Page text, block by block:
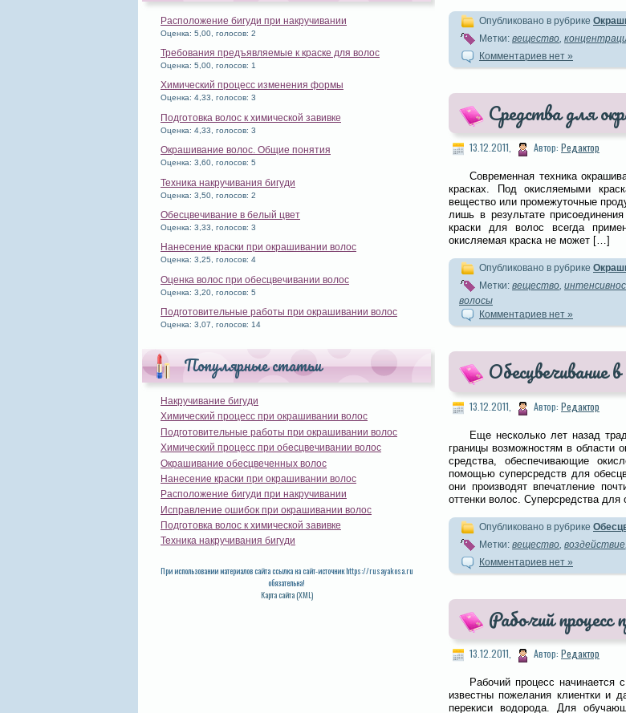
Расположение бигуди при накручивании
Оценка: 5,00, голосов: 2
Требования предъявляемые к краске для волос
Оценка: 5,00, голосов: 1
Химический процесс изменения формы
Оценка: 4,33, голосов: 3
Подготовка волос к химической завивке
Оценка: 4,33, голосов: 3
Окрашивание волос. Общие понятия
Оценка: 3,60, голосов: 5
Техника накручивания бигуди
Оценка: 3,50, голосов: 2
Обесцвечивание в белый цвет
Оценка: 3,33, голосов: 3
Нанесение краски при окрашивании волос
Оценка: 3,25, голосов: 4
Оценка волос при обесцвечивании волос
Оценка: 3,20, голосов: 5
Подготовительные работы при окрашивании волос
Оценка: 3,07, голосов: 14
Популярные статьи
Накручивание бигуди
Химический процесс при окрашивании волос
Подготовительные работы при окрашивании волос
Химический процесс при обесцвечивании волос
Окрашивание обесцвеченных волос
Нанесение краски при окрашивании волос
Расположение бигуди при накручивании
Исправление ошибок при окрашивании волос
Подготовка волос к химической завивке
Техника накручивания бигуди
При использовании материалов сайта ссылка на сайт-источник https://rusayakosa.ru
обязательна!
Карта сайта (XML)
Опубликовано в рубрике
Метки: вещество,
Комментариев нет »
Средства для
13.12.2011, Автор: Редактор
Современная техника
красках. Под окисляемыми
вещество или промежуточные
лишь в результате
краски для волос всегда
окисляемая краска не может […]
Опубликовано в рубрике
Метки: вещество,
волосы
Комментариев нет »
Обесцвечивание
13.12.2011, Автор: Редактор
Еще несколько лет назад
границы возможностям в области
средства, обеспечивающие
помощью суперсредств для
они производят впечатление
оттенки волос. Суперсредства
Опубликовано в рубрике
Метки: вещество воздействие
Комментариев нет »
Рабочий процесс
13.12.2011, Автор: Редактор
Рабочий процесс начинается
известны пожелания клиентки и
перекиси водорода. Для